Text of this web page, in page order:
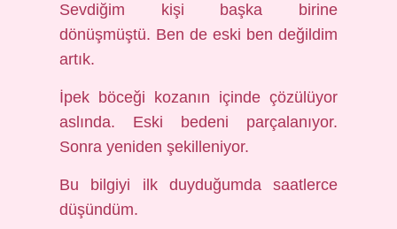
Sevdiğim kişi başka birine
dönüşmüştü. Ben de eski ben değildim
artık.
İpek böceği kozanın içinde çözülüyor
aslında. Eski bedeni parçalanıyor.
Sonra yeniden şekilleniyor.
Bu bilgiyi ilk duyduğumda saatlerce
düşündüm.